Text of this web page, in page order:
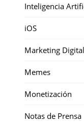
Inteligencia
iOS
Marketing Digital
Memes
Monetización
Notas de Prensa